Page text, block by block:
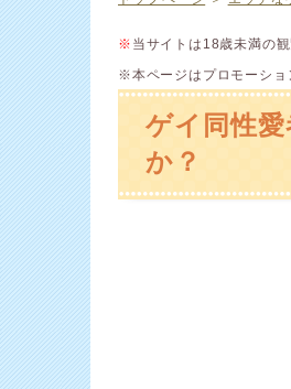
※ 当サイトは18歳未満の
※本ページはプロモーショ
ゲイ同性
か？